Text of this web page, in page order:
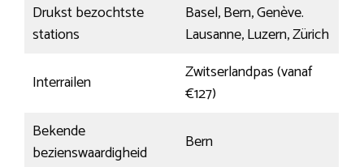
Drukst bezochtste
stations
Basel, Bern, Genève.
Lausanne, Luzern, Zürich
Interrailen
Zwitserlandpas (vanaf
€127)
Bekende
bezienswaardigheid
Bern